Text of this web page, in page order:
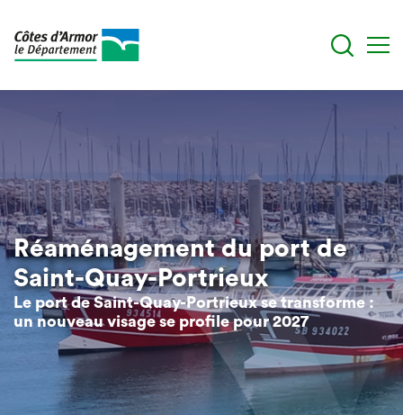
Réaménagement du port de
Saint-Quay-Portrieux
Le port de Saint-Quay-Portrieux se transforme :
un nouveau visage se profile pour 2027